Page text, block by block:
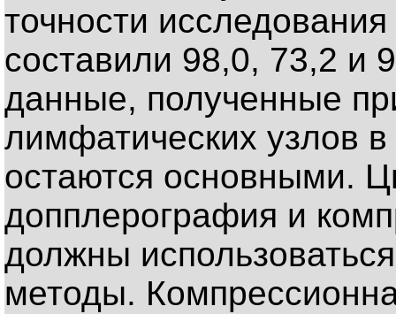
точности
составили 98,0, 73,2 и
данные, полученные
лимфатических узлов
остаются основными.
допплерография и
должны
методы.